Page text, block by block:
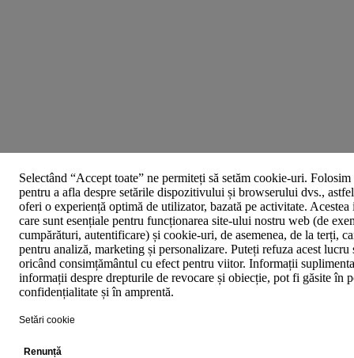
Selectând “Accept toate” ne permiteți să setăm cookie-uri.
pentru a afla despre setările dispozitivului și browserului dvs.,
oferi o experiență optimă de utilizator, bazată pe activitate.
care sunt esențiale pentru funcționarea site-ului nostru web (de
cumpărături, autentificare) și cookie-uri, de asemenea, de la terți,
pentru analiză, marketing și personalizare. Puteți refuza acest
oricând consimțământul cu efect pentru viitor. Informații
informații despre drepturile de revocare și obiecție, pot fi găsite în
confidențialitate și în amprentă.
Setări cookie
Renunță